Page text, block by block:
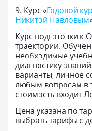
9. Курс «Годовой
Никитой Павловым
Курс подготовки к
траектории.
необходимые
диагностику
варианты, личное
любым вопросам в
стоимость входит
Цена указана по
выбрать тарифы с